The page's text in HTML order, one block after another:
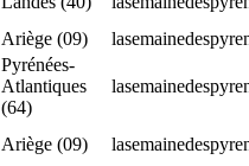
Ariège (09)
Pyrénées-
Atlantiques
(64)
Ariège (09)